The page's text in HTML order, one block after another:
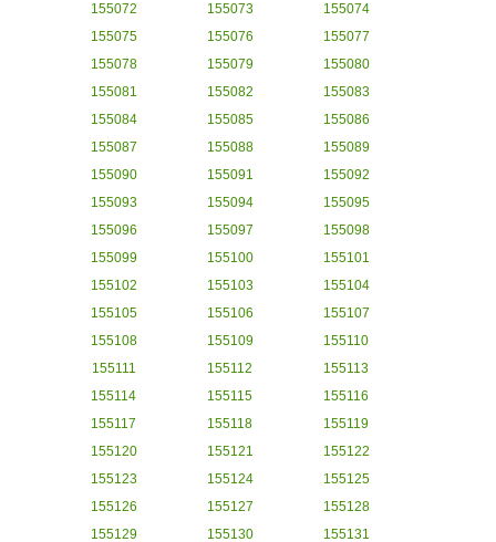
155072
155073
155074
155075
155076
155077
155078
155079
155080
155081
155082
155083
155084
155085
155086
155087
155088
155089
155090
155091
155092
155093
155094
155095
155096
155097
155098
155099
155100
155101
155102
155103
155104
155105
155106
155107
155108
155109
155110
155111
155112
155113
155114
155115
155116
155117
155118
155119
155120
155121
155122
155123
155124
155125
155126
155127
155128
155129
155130 155131